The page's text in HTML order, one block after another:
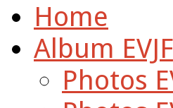
Home
Album EVJF
Photos